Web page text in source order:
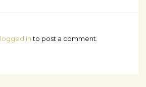
logged into post a comment.